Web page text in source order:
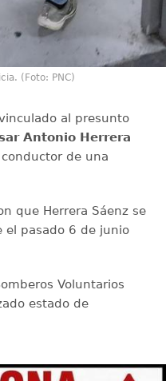
(Foto: PNC)
al presunto
Antonio Herrera
de una
que Herrera Sáenz se
el pasado 6 de junio
Voluntarios
estado de